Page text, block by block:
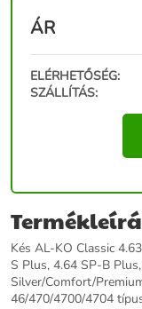
ÁR
ELÉRHETŐSÉG:
SZÁLLÍTÁS:
Kés AL-KO Classic
S Plus, 4.64 SP-B
Silver/Comfort/
46/470/4700/4704